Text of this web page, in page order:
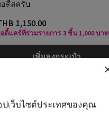
ดี้สครับ
1,150.00
ดี้แคร์ที่ร่วมรายการ 3 ชิ้น 1,000 บาท
เพิ่มลงกระเป๋า
เว็บไซต์ประเทศของคุณ